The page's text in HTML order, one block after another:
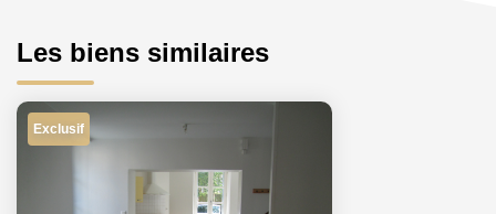
Les biens similaires
Exclusif